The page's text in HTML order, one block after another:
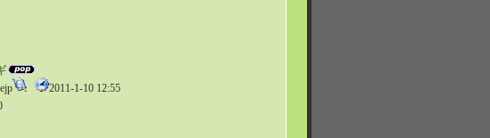
2011-1-10 12:55